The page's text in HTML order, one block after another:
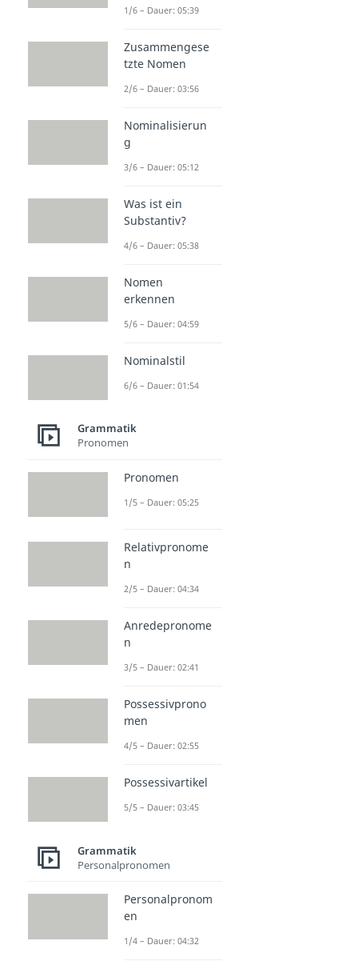
1/6 – Dauer: 05:39
Zusammengese
tzte Nomen
2/6 – Dauer: 03:56
Nominalisierun
g
3/6 – Dauer: 05:12
Was ist ein
Substantiv?
4/6 – Dauer: 05:38
Nomen
erkennen
5/6 – Dauer: 04:59
Nominalstil
6/6 – Dauer: 01:54
Grammatik
Pronomen
Pronomen
1/5 – Dauer: 05:25
Relativpronome
n
2/5 – Dauer: 04:34
Anredepronome
n
3/5 – Dauer: 02:41
Possessivprono
men
4/5 – Dauer: 02:55
Possessivartikel
5/5 – Dauer: 03:45
Grammatik
Personalpronomen
Personalpronom
en
1/4 – Dauer: 04:32